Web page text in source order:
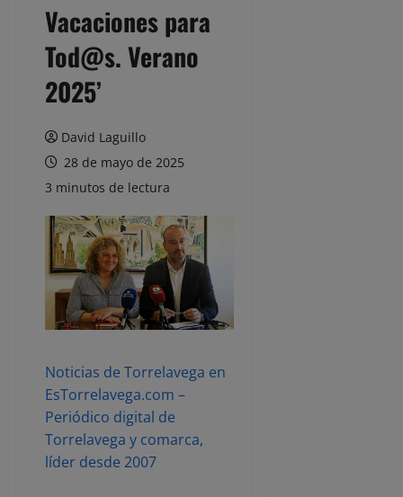
Vacaciones para
Tod@s. Verano
2025’
David Laguillo
28 de mayo de 2025
3 minutos de lectura
Noticias de Torrelavega en
EsTorrelavega.com –
Periódico digital de
Torrelavega y comarca,
líder desde 2007